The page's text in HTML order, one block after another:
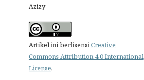
Azizy
Artikel ini berlisensiCreative
Commons Attribution 4.0 International
License.